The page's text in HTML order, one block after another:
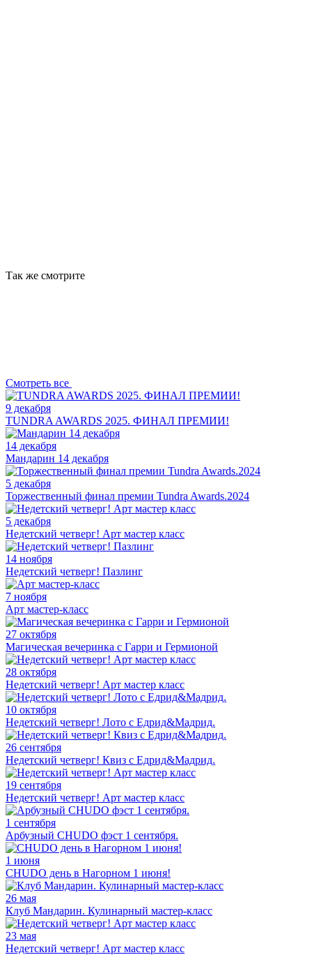
Так же смотрите
Смотреть все
9 декабря
TUNDRA AWARDS 2025. ФИНАЛ ПРЕМИИ!
14 декабря
Мандарин 14 декабря
5 декабря
Торжественный финал премии Tundra Awards.2024
5 декабря
Недетский четверг! Арт мастер класс
14 ноября
Недетский четверг! Пазлинг
7 ноября
Арт мастер-класс
27 октября
Магическая вечеринка с Гарри и Гермионой
28 октября
Недетский четверг! Арт мастер класс
10 октября
Недетский четверг! Лото с Едрид&Мадрид.
26 сентября
Недетский четверг! Квиз с Едрид&Мадрид.
19 сентября
Недетский четверг! Арт мастер класс
1 сентября
Арбузный CHUDO фэст 1 сентября.
1 июня
CHUDO день в Нагорном 1 июня!
26 мая
Клуб Мандарин. Кулинарный мастер-класс
23 мая
Недетский четверг! Арт мастер класс